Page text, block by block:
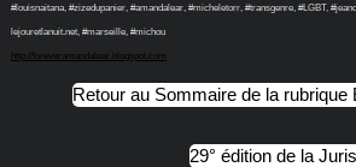
#louisnaitana, #zizedupanier, #amandalear, #micheletorr, #transgenre, #LGBT,
lejouretlanuit.net, #marseille, #michou
http://foreveramandalear.blogspot.com
Retour au Sommaire de la rubrique
29° édition de la